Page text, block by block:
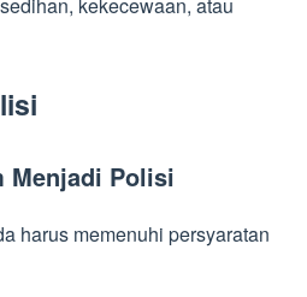
kekecewaan, atau
Menjadi Polisi
harus memenuhi persyaratan